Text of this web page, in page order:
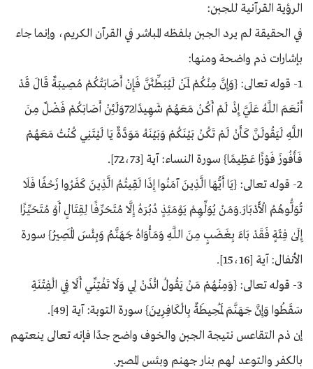
الرؤية القرآنية للجبن:
في الحقيقة لم يرد الجبن بلفظه المباشر في القرآن الكريم، وإنما جاء
بإشارات ذم واضحة ومنها:
1- قوله تعالى: {وَإِنَّ مِنْكُمْ لَمَنْ لَيُبَطِّئَنَّ فَإِنْ أَصَابَتْكُمْ مُصِيبَةٌ قَالَ قَدْ
أَنْعَمَ اللَّهُ عَلَيَّ إِذْ لَمْ أَكُنْ مَعَهُمْ شَهِيدًا72وَلَئِنْ أَصَابَكُمْ فَضْلٌ مِنَ
اللَّهِ لَيَقُولَنَّ كَأَنْ لَمْ تَكُنْ بَيْنَكُمْ وَبَيْنَهُ مَوَدَّةٌ يَا لَيْتَنِي كُنْتُ مَعَهُمْ
فَأَفُوزَ فَوْزًا عَظِيمًا} سورة النساء: آية [72،73].
2- قوله تعالى: {يَا أَيُّهَا الَّذِينَ آمَنُوا إِذَا لَقِيتُمُ الَّذِينَ كَفَرُوا زَحْفًا فَلَا
تُوَلُّوهُمُ الْأَدْبَارَ.وَمَنْ يُوَلِّهِمْ يَوْمَئِذٍ دُبُرَهُ إِلَّا مُتَحَرِّفًا لِقِتَالٍ أَوْ مُتَحَيِّزًا
إِلَىٰ فِئَةٍ فَقَدْ بَاءَ بِغَضَبٍ مِنَ اللَّهِ وَمَأْوَاهُ جَهَنَّمُ وَبِئْسَ الْمَصِيرُ} سورة
الأنفال: آية [15،16].
3- قوله تعالى: {وَمِنْهُمْ مَنْ يَقُولُ ائْذَنْ لِي وَلَا تَفْتِنِّي أَلَا فِي الْفِتْنَةِ
سَقَطُوا وَإِنَّ جَهَنَّمَ لَمُحِيطَةٌ بِالْكَافِرِينَ} سورة التوبة: آية [49].
إن ذم التقاعس نتيجة الجبن والخوف واضح جدًا فإنه تعالى ينعتهم
بالكفر والتوعد لهم بنار جهنم وبئس المصير.